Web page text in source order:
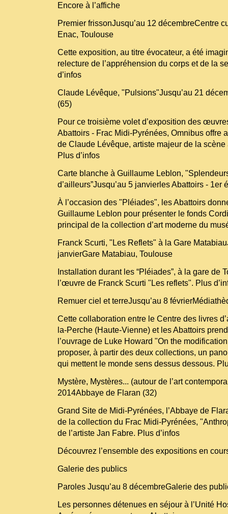
Encore à l’affiche
Premier frissonJusqu’au 12 décembreCentre
Enac, Toulouse
Cette exposition, au titre évocateur, a été
relecture de l’appréhension du corps et de la
d’infos
Claude Lévêque, "Pulsions"Jusqu’au 21
(65)
Pour ce troisième volet d’exposition des
Abattoirs - Frac Midi-Pyrénées, Omnibus offre
de Claude Lévêque, artiste majeur de la
Plus d’infos
Carte blanche à Guillaume Leblon,
d’ailleurs”Jusqu’au 5 janvierles Abattoirs - 1er
À l’occasion des "Pléiades", les Abattoirs
Guillaume Leblon pour présenter le fonds
principal de la collection d’art moderne du
Franck Scurti, "Les Reflets" à la Gare
janvierGare Matabiau, Toulouse
Installation durant les “Pléiades”, à la gare de
l’œuvre de Franck Scurti "Les reflets". Plus
Remuer ciel et terreJusqu’au 8
Cette collaboration entre le Centre des livres
la-Perche (Haute-Vienne) et les Abattoirs
l’ouvrage de Luke Howard "On the
proposer, à partir des deux collections, un
qui mettent le monde sens dessus dessous.
Mystère, Mystères... (autour de l’art
2014Abbaye de Flaran (32)
Grand Site de Midi-Pyrénées, l’Abbaye de
de la collection du Frac Midi-Pyrénées,
de l’artiste Jan Fabre. Plus d’infos
Découvrez l’ensemble des expositions en
Galerie des publics
Paroles Jusqu’au 8 décembreGalerie des
Les personnes détenues en séjour à l’Unité